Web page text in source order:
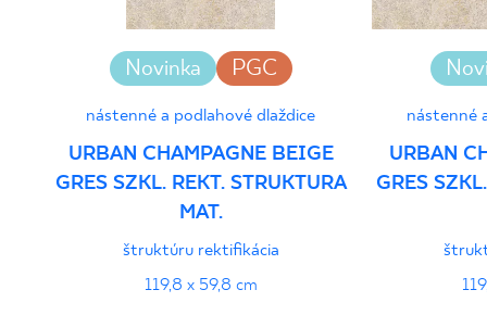
Novinka PGC
nástenné a podlahové dlaždice
URBAN CHAMPAGNE BEIGE
GRES SZKL. REKT. STRUKTURA
MAT.
štruktúru rektifikácia
119,8 x 59,8 cm
nástenné
URBAN
GRES